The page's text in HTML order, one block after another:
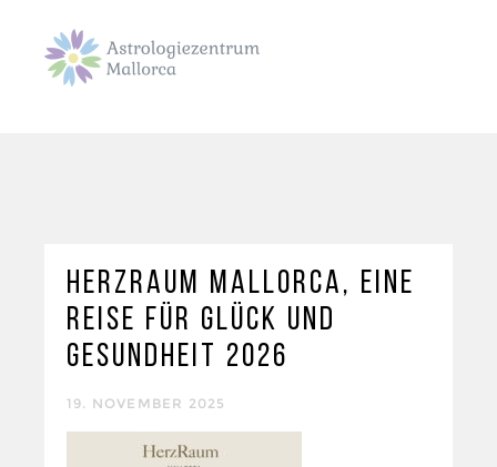
HERZRAUM MALLORCA, EINE
REISE FÜR GLÜCK UND
GESUNDHEIT 2026
19. NOVEMBER 2025